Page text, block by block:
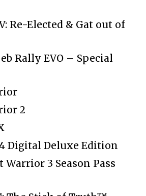
Re-Elected & Gat out of
Rally EVO – Special
2
Digital Deluxe Edition
Warrior 3 Season Pass